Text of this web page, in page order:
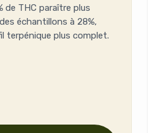
de THC paraître plus
échantillons à 28%,
terpénique plus complet.